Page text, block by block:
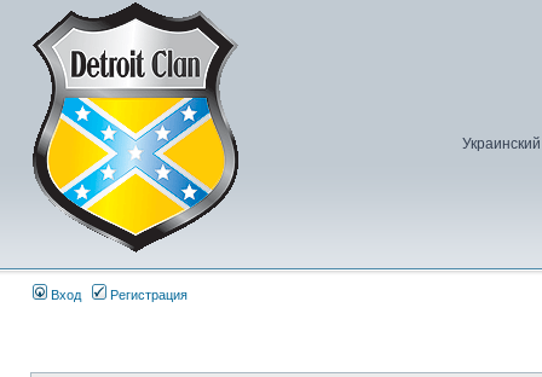
Вход Регистрация